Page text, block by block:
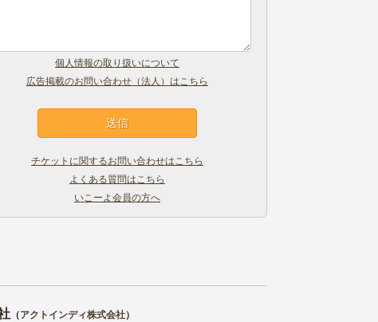
個人情報の取り扱いについて
広告掲載のお問い合わせ（法人）はこちら
チケットに関するお問い合わせはこちら
よくある質問はこちら
いこーよ会員の方へ
（アクトインディ株式会社）